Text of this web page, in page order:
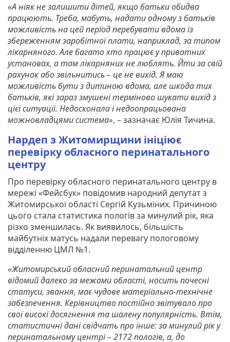
«А ніяк не залишити дітей, якщо батьки обидва
працюють. Треба, мабуть, надати одному з батьків
можливість на цей період перебувати вдома із
збереженням заробітної плати, наприклад, за типом
лікарняного. Але багато хто працює у приватних
установах, а там лікарняних не люблять. Йти за свій
рахунок або звільнитись – це не вихід. Я маю
можливість бути з дитиною вдома, але шкода тих
батьків, які зараз змушені терміново шукати вихід з
цієї ситуації. Недосконала і недоопрацьована
можновладцями система», – зазначає Юлія Тичина.
Нардеп з Житомирщини ініціює
перевірку обласного перинатального
центру
Про перевірку обласного перинатального центру в
мережі «Фейсбук» повідомив народний депутат з
Житомирської області Сергій Кузьміних. Причиною
цього стала статистика пологів за минулий рік, яка
різко зменшилась. Як виявилось, більшість
майбутніх матусь надали перевагу пологовому
відділенню ЦМЛ №1.
«Житомирський обласний перинатальний центр
відомий далеко за межами області, носить почесні
статуси, звання, має чудове матеріально-технічне
забезпечення. Керівництво постійно звітувало про
свої високі досягнення та шалену популярність. Втім,
статистичні дані свідчать про інше: за минулий рік у
перинатальному центрі – 2172 пологів, а, до